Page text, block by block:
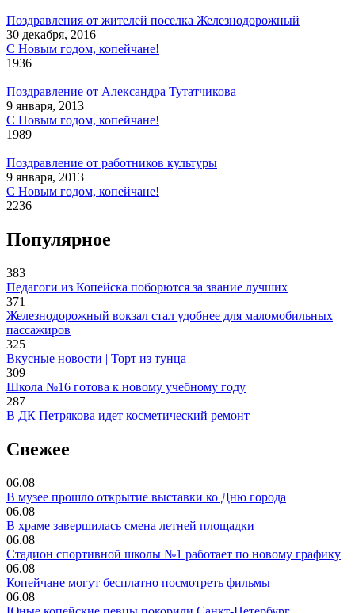
Поздравления от жителей поселка Железнодорожный
30 декабря, 2016
С Новым годом, копейчане!
1936
Поздравление от Александра Тутатчикова
9 января, 2013
С Новым годом, копейчане!
1989
Поздравление от работников культуры
9 января, 2013
С Новым годом, копейчане!
2236
Популярное
383
Педагоги из Копейска поборются за звание лучших
371
Железнодорожный вокзал стал удобнее для маломобильных
пассажиров
325
Вкусные новости | Торт из тунца
309
Школа №16 готова к новому учебному году
287
В ДК Петрякова идет косметический ремонт
Свежее
06.08
В музее прошло открытие выставки ко Дню города
06.08
В храме завершилась смена летней площадки
06.08
Стадион спортивной школы №1 работает по новому графику
06.08
Копейчане могут бесплатно посмотреть фильмы
06.08